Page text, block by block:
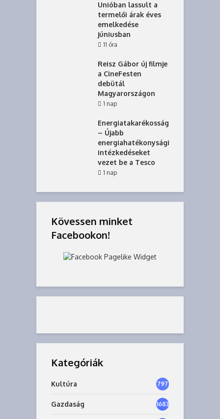
Unióban lassult a
termelői árak éves
emelkedése
júniusban
11 óra
Reisz Gábor új filmje
a CineFesten
debütál
Magyarországon
1 nap
Energiatakarékosság
– Újabb
energiahatékonysági
intézkedéseket
vezet be a Tesco
1 nap
Kövessen minket
Facebookon!
Kategóriák
Kultúra 797
Gazdaság 1683